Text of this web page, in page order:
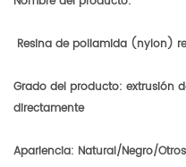
Resina de poliamida (nylon)
Grado del producto: extrusión
directamente
Apariencia: Natural/Negro/